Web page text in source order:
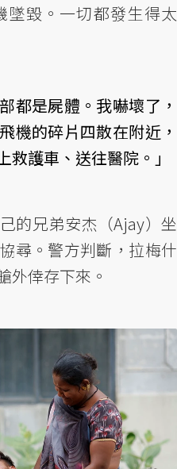
墜毀。一切都發生得太
都是屍體。我嚇壞了，
機的碎片四散在附近，
護車、送往醫院。」
的兄弟安杰（Ajay）坐
尋。警方判斷，拉梅什
外倖存下來。